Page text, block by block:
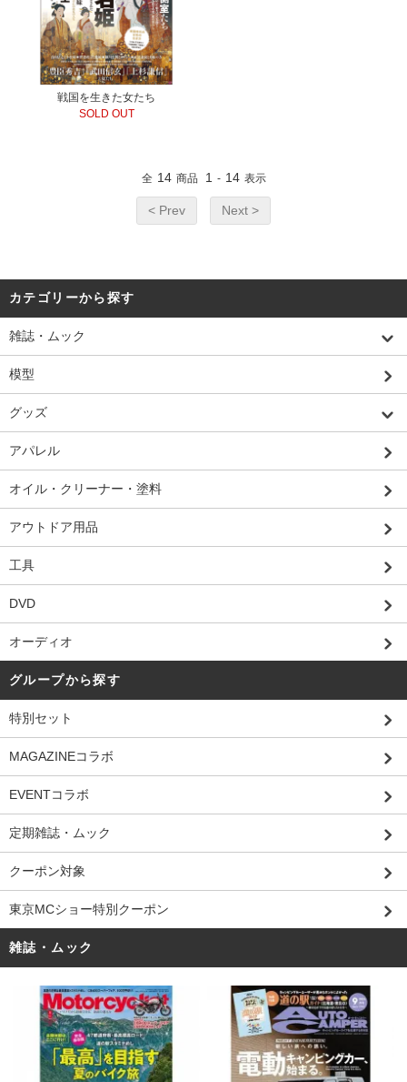
戦国を生きた女たち
SOLD OUT
全 14 商品 1 - 14 表示
< Prev Next >
カテゴリーから探す
雑誌・ムック
模型
グッズ
アパレル
オイル・クリーナー・塗料
アウトドア用品
工具
DVD
オーディオ
グループから探す
特別セット
MAGAZINEコラボ
EVENTコラボ
定期雑誌・ムック
クーポン対象
東京MCショー特別クーポン
雑誌・ムック